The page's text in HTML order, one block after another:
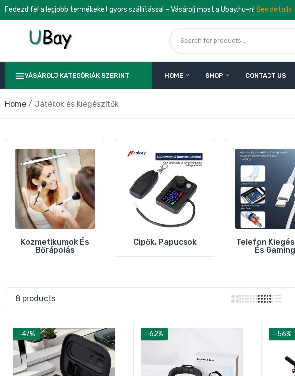
Fedezd fel a legjobb termékeket gyors szállítással – Vásárolj most a Ubay.hu-n! See details
Többplatformos
szemüveghez
4.990 Ft 12.990 Ft
Lumenier
26.990 Ft 60.990 Ft
HeyStop karcálló
HeyStop karcálló
HeyStop Nintendo
6.290 Ft
VÁSÁROLJ KATEGÓRIÁK SZERINT HOME SHOP CONTACT US
Home Játékok és Kiegészítők
Kozmetikumok És
Bőrápolás
Cipők, Papucsok
Telefon
És Gaming
8 products
-47% -62% -56%